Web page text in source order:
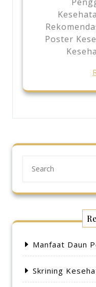
Poster
Manfaat Daun
Skrining